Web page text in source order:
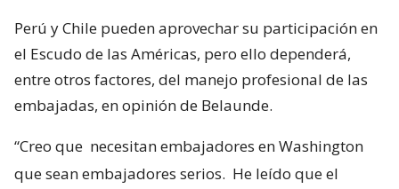
Perú y Chile pueden aprovechar su participación en
el Escudo de las Américas, pero ello dependerá,
entre otros factores, del manejo profesional de las
embajadas, en opinión de Belaunde.
“Creo que necesitan embajadores en Washington
que sean embajadores serios. He leído que el